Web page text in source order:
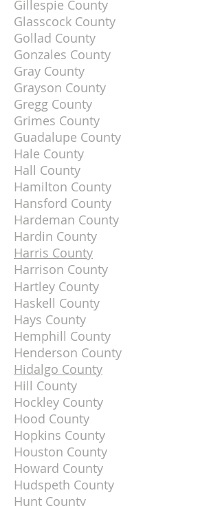
Gillespie County
Glasscock County
Gollad County
Gonzales County
Gray County
Grayson County
Gregg County
Grimes County
Guadalupe County
Hale County
Hall County
Hamilton County
Hansford County
Hardeman County
Hardin County
Harris County
Harrison County
Hartley County
Haskell County
Hays County
Hemphill County
Henderson County
Hidalgo County
Hill County
Hockley County
Hood County
Hopkins County
Houston County
Howard County
Hudspeth County
Hunt County